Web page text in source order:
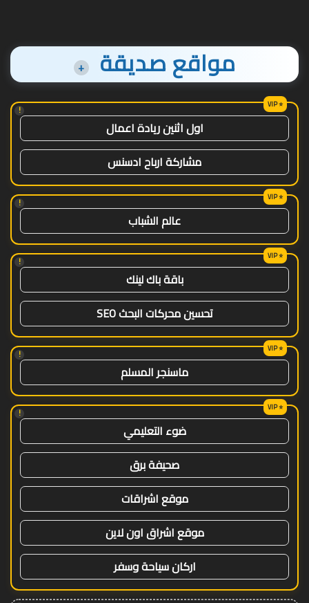
مواقع صديقة +
!
اول اثنين ريادة اعمال
مشاركة ارباح ادسنس
!
عالم الشباب
!
باقة باك لينك
تحسين محركات البحث SEO
!
ماسنجر المسلم
!
ضوء التعليمي
صحيفة برق
موقع اشراقات
موقع اشراق اون لاين
اركان سياحة وسفر